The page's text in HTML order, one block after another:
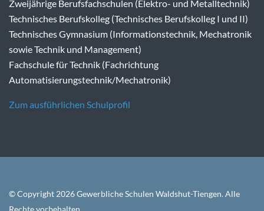
Zweijährige Berufsfachschulen (Elektro- und Metalltechnik)
Technisches Berufskolleg (Technisches Berufskolleg I und II)
Technisches Gymnasium (Informationstechnik, Mechatronik
sowie Technik und Management)
Fachschule für Technik (Fachrichtung
Automatisierungstechnik/Mechatronik)
Zum ausführlichen Schulprofil
© Copyright 2026 Gewerbliche Schulen Waldshut-Tiengen. Alle